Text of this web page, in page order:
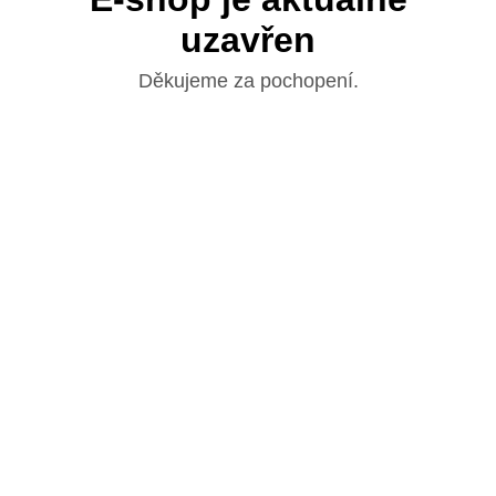
uzavřen
Děkujeme za pochopení.